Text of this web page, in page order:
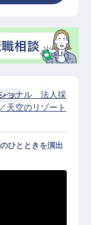
ビスョナル 法人採
天空のリゾート
ひとときを演出